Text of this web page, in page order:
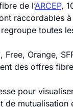
de l’ARCEP,
raccordables
toutes
Free, Orange,
des offres
pour
de mutualisation